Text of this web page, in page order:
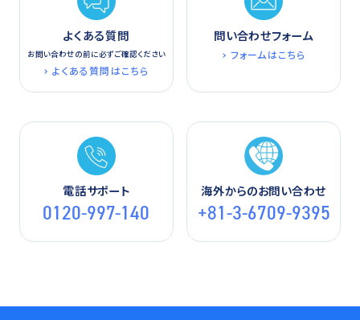
よくある質問
お問い合わせの前に必ずご確認ください
よくある質問はこちら
問い合わせフォーム
フォームはこちら
電話サポート
0120-997-140
海外からのお問い合わせ
+81-3-6709-9395